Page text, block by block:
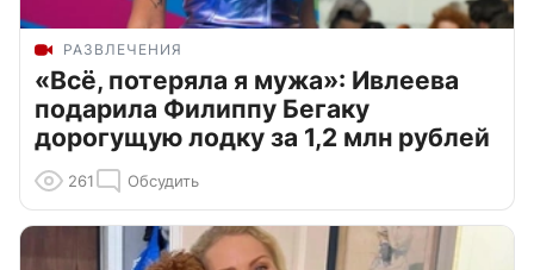
РАЗВЛЕЧЕНИЯ
«Всё, потеряла я мужа»: Ивлеева
подарила Филиппу Бегаку
дорогущую лодку за 1,2 млн рублей
261 Обсудить